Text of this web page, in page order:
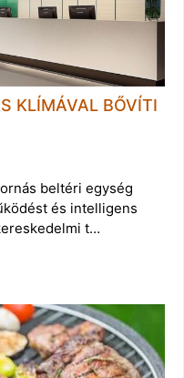
KLÍMÁVAL BŐVÍTI
beltéri egység
és intelligens
t…